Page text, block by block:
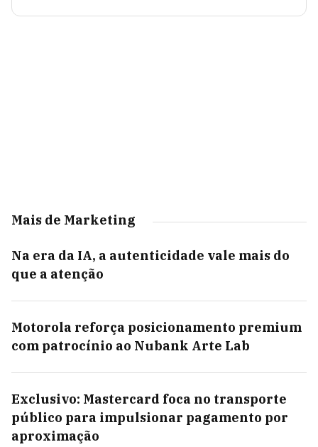
Mais de Marketing
Na era da IA, a autenticidade vale mais do
que a atenção
Motorola reforça posicionamento premium
com patrocínio ao Nubank Arte Lab
Exclusivo: Mastercard foca no transporte
público para impulsionar pagamento por
aproximação